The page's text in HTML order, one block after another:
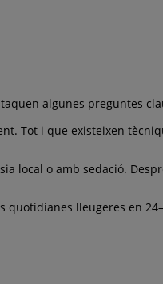
algunes preguntes
Tot i que existeixen
local o amb sedació.
lleugeres en